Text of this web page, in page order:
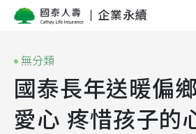
企業永續
無分類
國泰長年送暖偏
愛心 疼惜孩子的